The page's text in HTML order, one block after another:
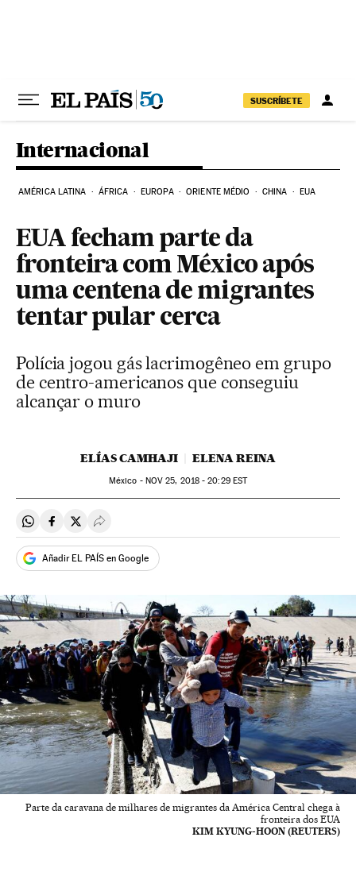
SUSCRÍBETE
Internacional
AMÉRICA LATINA ÁFRICA EUROPA ORIENTE MÉDIO CHINA EUA
EUA fecham parte da
fronteira com México após
uma centena de migrantes
tentar pular cerca
Polícia jogou gás lacrimogêneo em grupo
de centro-americanos que conseguiu
alcançar o muro
ELÍAS CAMHAJI ELENA REINA
México - NOV 25, 2018 - 20:29EST
Compartir en Whatsapp
Compartir en Facebook
Compartir en Twitter
Desplegar Redes Sociales
Añadir EL PAÍS en Google
Parte da caravana de milhares de migrantes da América Central chega à
fronteira dos EUA
KIM KYUNG-HOON (REUTERS)